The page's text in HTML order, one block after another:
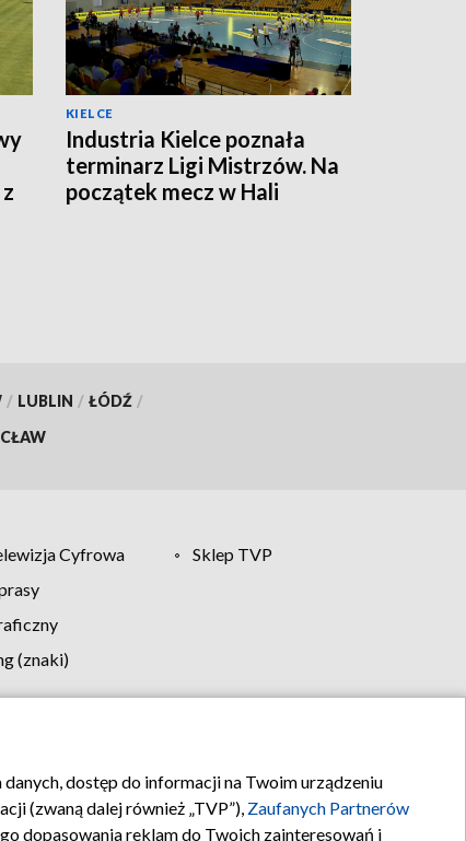
KIELCE
Industria Kielce poznała
terminarz Ligi Mistrzów. Na
początek mecz w Hali
/ LUBLIN / ŁÓDŹ /
Cyfrowa
Sklep TVP
(znaki)
Kontakt
dostęp do informacji na Twoim urządzeniu
(zwaną dalej również „TVP”), Zaufanych Partnerów
dopasowania reklam do Twoich zainteresowań i